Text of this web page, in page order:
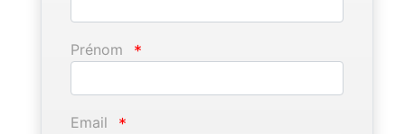
Prénom *
Email *